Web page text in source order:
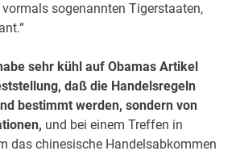
sogenannten Tigerstaaten,
sehr kühl auf Obamas Artikel
daß die Handelsregeln
bestimmt werden, sondern von
und bei einem Treffen in
das chinesische Handelsabkommen